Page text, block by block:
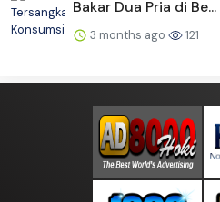
Bakar Dua Pria di Be...
3 months ago 121